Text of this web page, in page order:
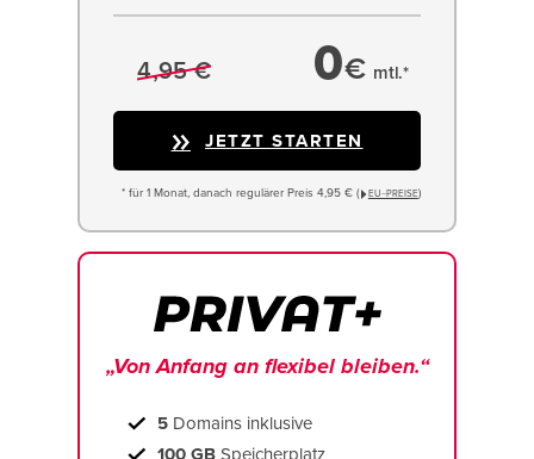
4,95 € 0€ mtl.*
JETZT STARTEN
* für 1 Monat, danach regulärer Preis 4,95 € ( EU−PREISE)
„Von Anfang an flexibel bleiben.“
5 Domains inklusive
100 GB Speicherplatz